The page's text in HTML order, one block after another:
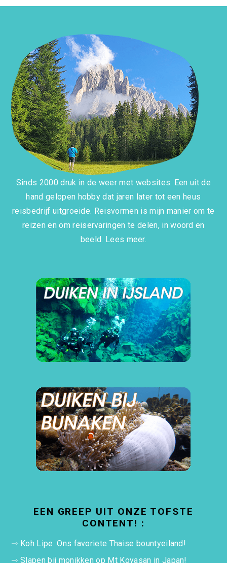
Sinds 2000 druk in de weer met websites. Een uit de
hand gelopen hobby dat jaren later tot een heus
reisbedrijf uitgroeide. Reisvormen is mijn manier om te
reizen en om reiservaringen te delen, in woord en
beeld. Lees meer.
EEN GREEP UIT ONZE TOFSTE
CONTENT! :
⇾ Koh Lipe. Ons favoriete Thaise bountyeiland!
⇾Slapen bij monikken op Mt Koyasan in Japan!